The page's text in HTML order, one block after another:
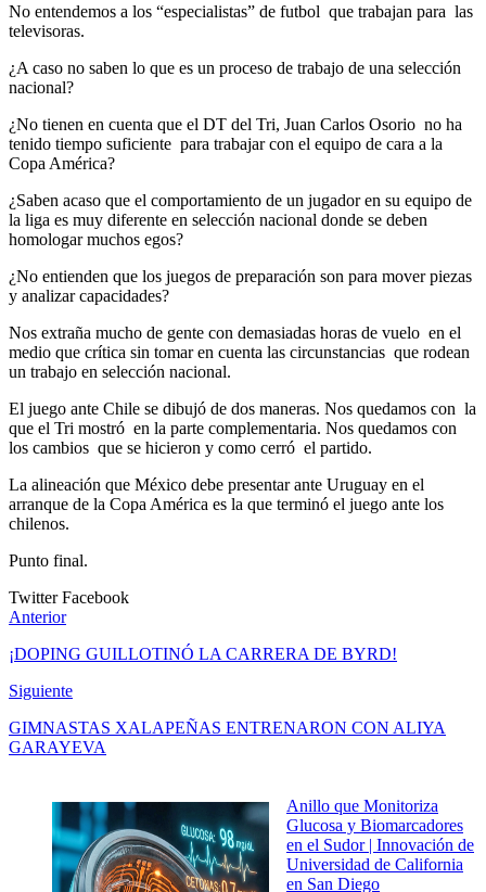
No entendemos a los “especialistas” de futbol que trabajan para las
televisoras.
¿A caso no saben lo que es un proceso de trabajo de una selección
nacional?
¿No tienen en cuenta que el DT del Tri, Juan Carlos Osorio no ha
tenido tiempo suficiente para trabajar con el equipo de cara a la
Copa América?
¿Saben acaso que el comportamiento de un jugador en su equipo de
la liga es muy diferente en selección nacional donde se deben
homologar muchos egos?
¿No entienden que los juegos de preparación son para mover piezas
y analizar capacidades?
Nos extraña mucho de gente con demasiadas horas de vuelo en el
medio que crítica sin tomar en cuenta las circunstancias que rodean
un trabajo en selección nacional.
El juego ante Chile se dibujó de dos maneras. Nos quedamos con la
que el Tri mostró en la parte complementaria. Nos quedamos con
los cambios que se hicieron y como cerró el partido.
La alineación que México debe presentar ante Uruguay en el
arranque de la Copa América es la que terminó el juego ante los
chilenos.
Punto final.
TwitterFacebook
Anterior
¡DOPING GUILLOTINÓ LA CARRERA DE BYRD!
Siguiente
GIMNASTAS XALAPEÑAS ENTRENARON CON ALIYA
GARAYEVA
Anillo que Monitoriza
Glucosa y Biomarcadores
en el Sudor | Innovación de
Universidad de California
en San Diego